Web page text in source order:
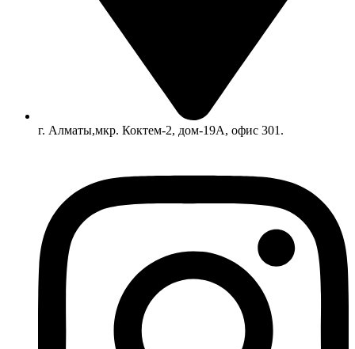
г. Алматы,мкр. Коктем-2, дом-19А, офис 301.